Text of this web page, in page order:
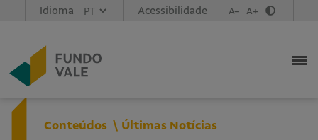
Idioma Acessibilidade A- A+
Conteúdos Últimas Notícias